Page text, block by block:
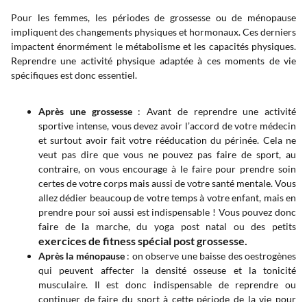
Pour les femmes, les périodes de grossesse ou de ménopause
impliquent des changements physiques et hormonaux. Ces derniers
impactent énormément le métabolisme et les capacités physiques.
Reprendre une activité physique adaptée à ces moments de vie
spécifiques est donc essentiel.
Après une grossesse: Avant de reprendre une activité
sportive intense, vous devez avoir l’accord de votre médecin
et surtout avoir fait votre rééducation du périnée. Cela ne
veut pas dire que vous ne pouvez pas faire de sport, au
contraire, on vous encourage à le faire pour prendre soin
certes de votre corps mais aussi de votre santé mentale. Vous
allez dédier beaucoup de votre temps à votre enfant, mais en
prendre pour soi aussi est indispensable ! Vous pouvez donc
faire de la marche, du yoga post natal ou des petits
exercices de fitness spécial post grossesse.
Après la ménopause: on observe une baisse des oestrogènes
qui peuvent affecter la densité osseuse et la tonicité
musculaire. Il est donc indispensable de reprendre ou
continuer de faire du sport à cette période de la vie pour